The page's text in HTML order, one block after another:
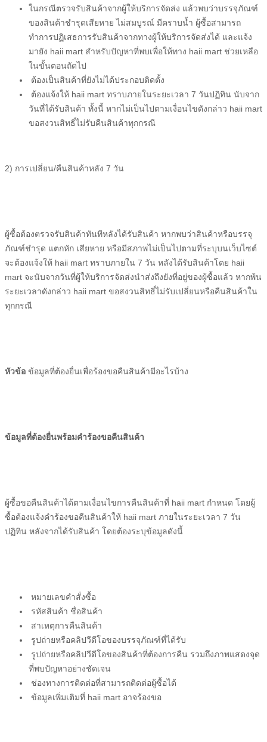
ในกรณีตรวจรับสินค้าจากผู้ให้บริการจัดส่ง แล้วพบว่าบรรจุภัณฑ์
ของสินค้าชำรุดเสียหาย ไม่สมบูรณ์ มีคราบน้ำ ผู้ซื้อสามารถ
ทำการปฏิเสธการรับสินค้าจากทางผู้ให้บริการจัดส่งได้ และแจ้ง
มายัง haii mart สำหรับปัญหาที่พบเพื่อให้ทาง haii mart ช่วยเหลือ
ในขั้นตอนถัดไป
ต้องเป็นสินค้าที่ยังไม่ได้ประกอบติดตั้ง
ต้องแจ้งให้ haii mart ทราบภายในระยะเวลา 7 วันปฏิทิน นับจาก
วันที่ได้รับสินค้า ทั้งนี้ หากไม่เป็นไปตามเงื่อนไขดังกล่าว haii mart
ขอสงวนสิทธิ์ไม่รับคืนสินค้าทุกกรณี
2) การเปลี่ยน/คืนสินค้าหลัง 7 วัน
ผู้ซื้อต้องตรวจรับสินค้าทันทีหลังได้รับสินค้า หากพบว่าสินค้าหรือบรรจุ
ภัณฑ์ชำรุด แตกหัก เสียหาย หรือมีสภาพไม่เป็นไปตามที่ระบุบนเว็บไซต์
จะต้องแจ้งให้ haii mart ทราบภายใน 7 วัน หลังได้รับสินค้าโดย haii
mart จะนับจากวันที่ผู้ให้บริการจัดส่งนำส่งถึงยังที่อยู่ของผู้ซื้อแล้ว หากพ้น
ระยะเวลาดังกล่าว haii mart ขอสงวนสิทธิ์ไม่รับเปลี่ยนหรือคืนสินค้าใน
ทุกกรณี
หัวข้อ ข้อมูลที่ต้องยื่นเพื่อร้องขอคืนสินค้ามีอะไรบ้าง
ข้อมูลที่ต้องยื่นพร้อมคำร้องขอคืนสินค้า
ผู้ซื้อขอคืนสินค้าได้ตามเงื่อนไขการคืนสินค้าที่ haii mart กำหนด โดยผู้
ซื้อต้องแจ้งคำร้องขอคืนสินค้าให้ haii mart ภายในระยะเวลา 7 วัน
ปฏิทิน หลังจากได้รับสินค้า โดยต้องระบุข้อมูลดังนี้
หมายเลขคำสั่งซื้อ
รหัสสินค้า ชื่อสินค้า
สาเหตุการคืนสินค้า
รูปถ่ายหรือคลิปวีดีโอของบรรจุภัณฑ์ที่ได้รับ
รูปถ่ายหรือคลิปวีดีโอของสินค้าที่ต้องการคืน รวมถึงภาพแสดงจุด
ที่พบปัญหาอย่างชัดเจน
ช่องทางการติดต่อที่สามารถติดต่อผู้ซื้อได้
ข้อมูลเพิ่มเติมที่ haii mart อาจร้องขอ